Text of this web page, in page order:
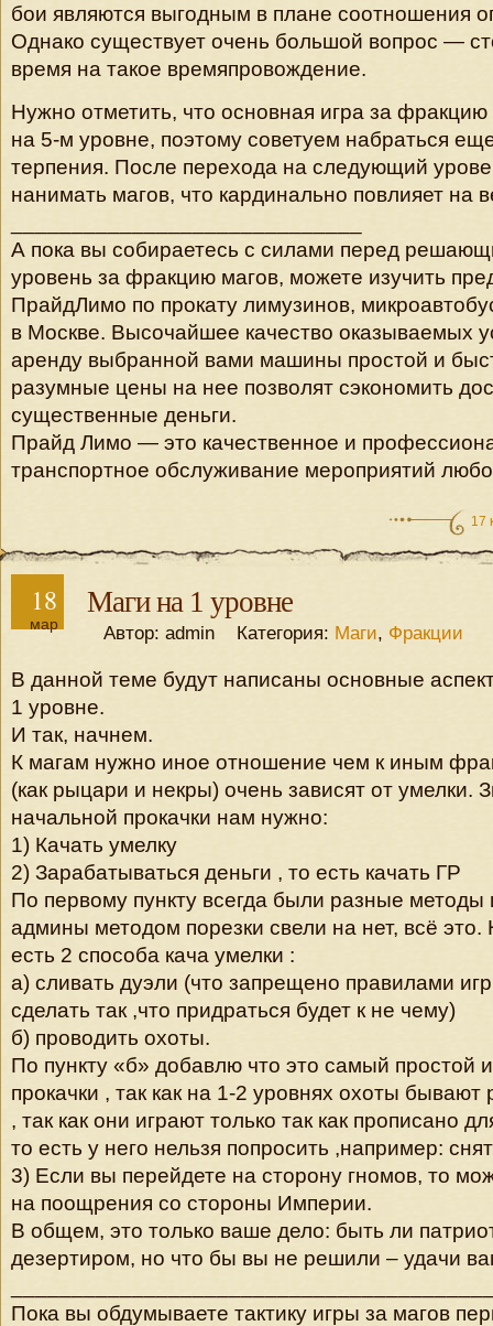
бои являются выгодным в плане соотношения
Однако существует очень большой вопрос —
время на такое времяпровождение.
Нужно отметить, что основная игра за фракцию
на 5-м уровне, поэтому советуем набраться
терпения. После перехода на следующий
нанимать магов, что кардинально повлияет на
А пока вы собираетесь с силами перед
уровень за фракцию магов, можете изучить
ПрайдЛимо по прокату лимузинов,
в Москве. Высочайшее качество оказываемых
аренду выбранной вами машины простой и
разумные цены на нее позволят сэкономить
существенные деньги.
Прайд Лимо — это качественное и
транспортное обслуживание мероприятий
17
18
мар
Маги на 1 уровне
Автор: admin Категория: Маги, Фракции
В данной теме будут написаны основные
1 уровне.
И так, начнем.
К магам нужно иное отношение чем к иным
(как рыцари и некры) очень зависят от умелки.
начальной прокачки нам нужно:
1) Качать умелку
2) Зарабатываться деньги , то есть качать ГР
По первому пункту всегда были разные методы
админы методом порезки свели на нет, всё
есть 2 способа кача умелки :
а) сливать дуэли (что запрещено правилами
сделать так ,что придраться будет к не чему)
б) проводить охоты.
По пункту «б» добавлю что это самый простой
прокачки , так как на 1-2 уровнях охоты бывают
, так как они играют только так как прописано
то есть у него нельзя попросить ,например:
3) Если вы перейдете на сторону гномов, то
на поощрения со стороны Империи.
В общем, это только ваше дело: быть ли
дезертиром, но что бы вы не решили – удачи
Пока вы обдумываете тактику игры за магов